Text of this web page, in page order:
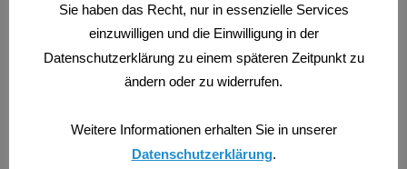
TRADEN NACH MARKTSTRUKTUREN WISSEN
Sie haben das Recht, nur in essenzielle Services
einzuwilligen und die Einwilligung in der
Datenschutzerklärung zu einem späteren Zeitpunkt zu
ändern oder zu widerrufen.
Weitere Informationen erhalten Sie in unserer
Datenschutzerklärung.